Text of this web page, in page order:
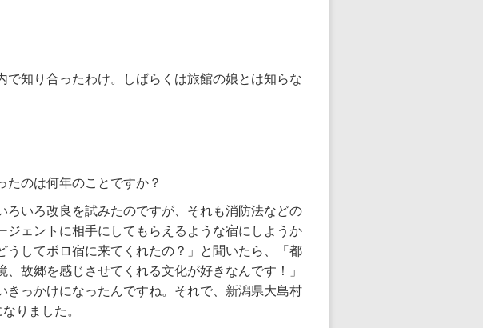
知り合ったわけ。しばらくは旅館の娘とは知らな
のは何年のことですか？
いろ改良を試みたのですが、それも消防法などの
ェントに相手にしてもらえるような宿にしようか
してボロ宿に来てくれたの？」と聞いたら、「都
故郷を感じさせてくれる文化が好きなんです！」
っかけになったんですね。それで、新潟県大島村
りました。